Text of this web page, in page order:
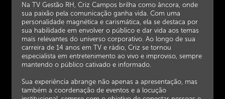
Na TV Gestão RH, Criz Campos brilha como âncora, onde
sua paixão pela comunicação ganha vida. Com uma
personalidade magnética e carismática, ela se destaca por
sua habilidade em envolver o público e dar vida aos temas
mais relevantes do universo corporativo. Ao longo de sua
carreira de 14 anos em TV e rádio, Criz se tornou
especialista em entretenimento ao vivo e improviso, sempre
mantendo o público cativado e informado.
Sua experiência abrange não apenas a apresentação, mas
também a coordenação de eventos e a locução